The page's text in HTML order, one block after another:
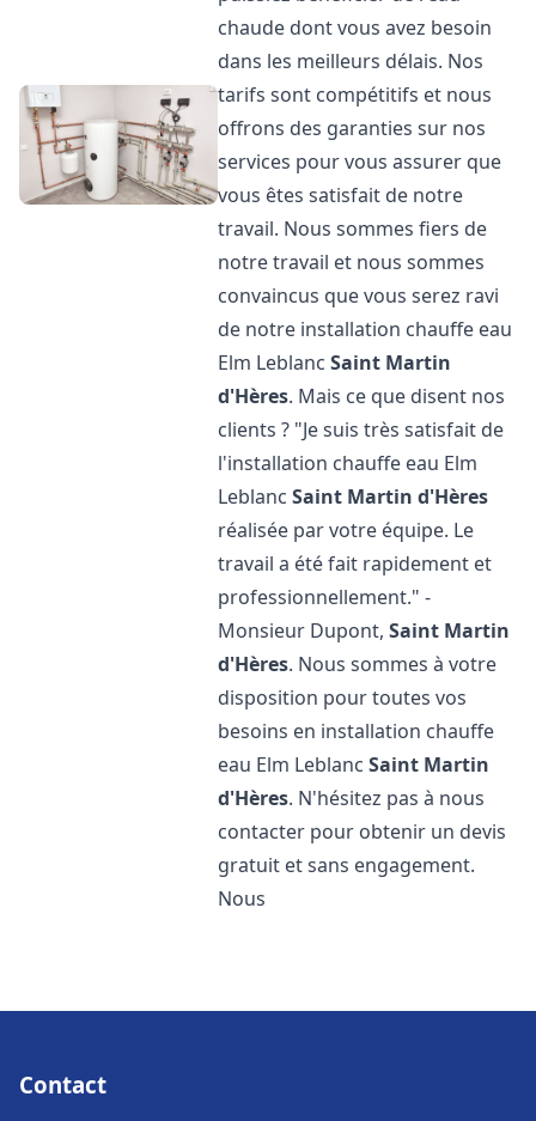
chaude dont vous avez besoin
dans les meilleurs délais. Nos
tarifs sont compétitifs et nous
offrons des garanties sur nos
services pour vous assurer que
vous êtes satisfait de notre
travail. Nous sommes fiers de
notre travail et nous sommes
convaincus que vous serez ravi
de notre installation chauffe eau
Elm LeblancSaint Martin
d'Hères. Mais ce que disent nos
clients ? "Je suis très satisfait de
l'installation chauffe eau Elm
LeblancSaint Martin d'Hères
réalisée par votre équipe. Le
travail a été fait rapidement et
professionnellement." -
Monsieur Dupont,Saint Martin
d'Hères. Nous sommes à votre
disposition pour toutes vos
besoins en installation chauffe
eau Elm LeblancSaint Martin
d'Hères. N'hésitez pas à nous
contacter pour obtenir un devis
gratuit et sans engagement.
Nous
Contact